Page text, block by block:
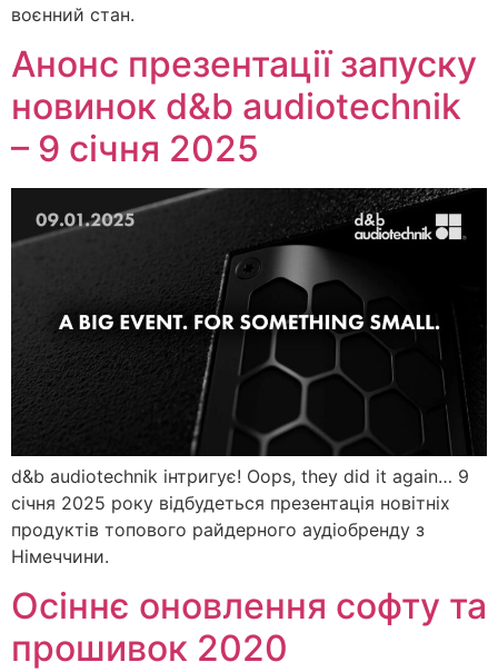
воєнний стан.
Анонс презентації запуску
новинок d&b audiotechnik
– 9 січня 2025
d&b audiotechnik інтригує! Oops, they did it again… 9
січня 2025 року відбудеться презентація новітніх
продуктів топового райдерного аудіобренду з
Німеччини.
Осіннє оновлення софту та
прошивок 2020